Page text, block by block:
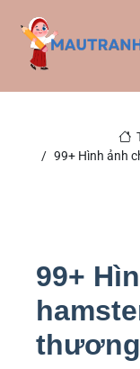
99+ Hình ảnh
99+